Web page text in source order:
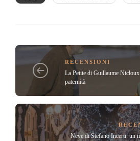
RECENSIONI
La Petite di Guillaume
paternità
Neve di Stefano Incerti: un